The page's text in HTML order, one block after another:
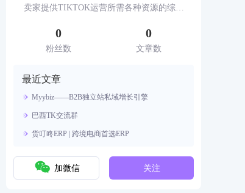
卖家提供TIKTOK运营所需各种资源的综合
坛、社群、活动、人脉、货盘、教学等必备
0
粉丝数
0
文章数
最近文章
Myybiz——B2B独立站私域增长引擎
巴西TK交流群
货叮咚ERP | 跨境电商首选ERP
加微信 关注